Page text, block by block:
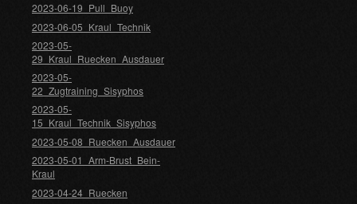
2023-06-19_Pull_Buoy
2023-06-05_Kraul_Technik
2023-05-
29_Kraul_Ruecken_Ausdauer
2023-05-
22_Zugtraining_Sisyphos
2023-05-
15_Kraul_Technik_Sisyphos
2023-05-08_Ruecken_Ausdauer
2023-05-01_Arm-Brust_Bein-
Kraul
2023-04-24_Ruecken